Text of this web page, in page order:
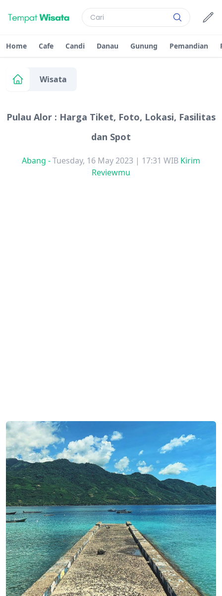
Home Cafe Candi Danau Gunung Pemandian
Wisata
Pulau Alor : Harga Tiket, Foto, Lokasi, Fasilitas
dan Spot
Abang -Tuesday, 16 May 2023 | 17:31 WIB Kirim
Reviewmu